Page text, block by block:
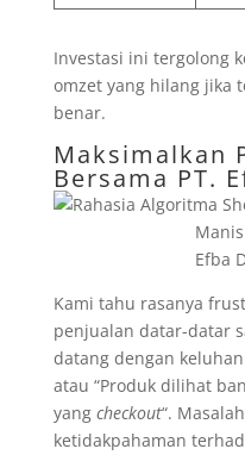
Investasi ini tergolong
omzet yang hilang jika
benar.
Maksimalkan
Bersama PT.
Efba
Kami tahu rasanya
penjualan datar-datar
datang dengan
atau “Produk dilihat
yang checkout“.
ketidakpahaman